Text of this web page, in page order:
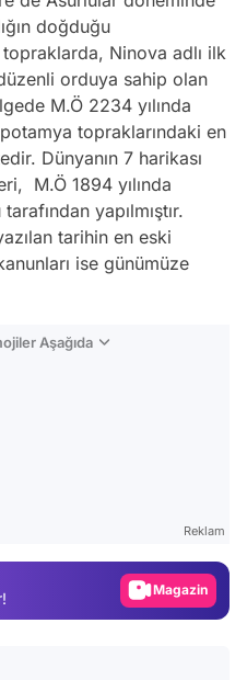
doğduğu
Ninova adlı ilk
orduya sahip olan
M.Ö 2234 yılında
topraklarındaki en
Dünyanın 7 harikası
M.Ö 1894 yılında
yapılmıştır.
tarihin en eski
ise günümüze
Aşağıda
Reklam
Magazin